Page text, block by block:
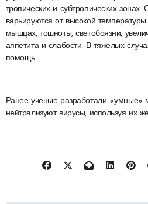
тропических и субтропических
варьируются от высокой
мышцах, тошноты, светобоязни,
аппетита и слабости. В тяжелых
помощь.
Ранее ученые разработали «умные»
нейтрализуют вирусы, используя их